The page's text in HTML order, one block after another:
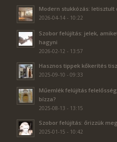
Modern stukkózás:
2026-04-14 - 10:22
Szobor felújítás: jelek,
hagyni
2026-02-12 - 13:57
Hasznos tippek kőkerítés
2025-09-10 - 09:33
Műemlék felújítás
bízza?
2025-08-13 - 13:15
Szobor felújítás: őrizzük
2025-01-15 - 10:42